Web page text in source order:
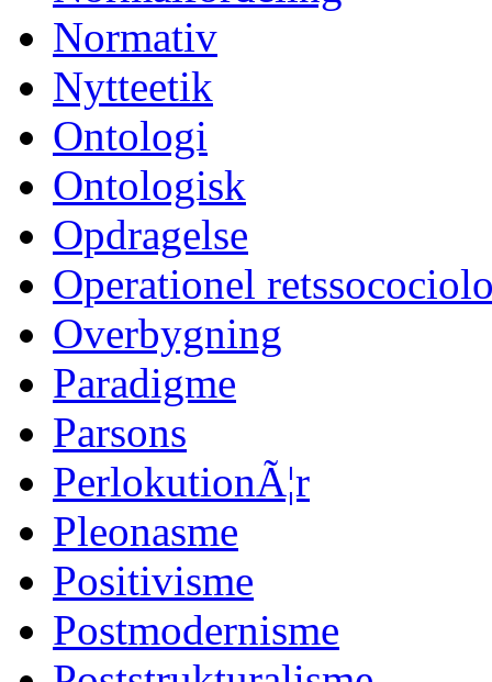
Normativ
Nytteetik
Ontologi
Ontologisk
Opdragelse
Operationel
Overbygning
Paradigme
Parsons
PerlokutionÃ¦r
Pleonasme
Positivisme
Postmodernisme